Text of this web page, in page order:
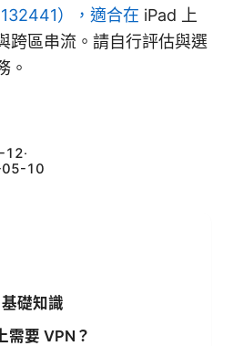
），適合在 iPad 上
跨區串流。請自行評估與選
。
12·
10
礎知識
需要 VPN？